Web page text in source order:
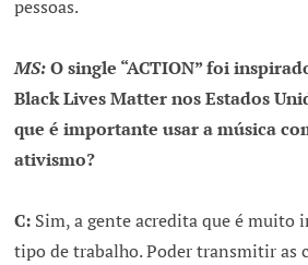
pessoas.
MS:O single “ACTION” foi
Black Lives Matter nos Estados
que é importante usar a música
ativismo?
C: Sim, a gente acredita que é muito
tipo de trabalho. Poder transmitir as